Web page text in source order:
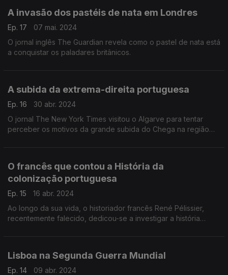
A invasão dos pastéis de nata em Londres
Ep. 17
07 mai. 2024
O jornal inglês The Guardian revela como o pastel de nata está
a conquistar os paladares britânicos.
A subida da extrema-direita portuguesa
Ep. 16
30 abr. 2024
O jornal The New York Times visitou o Algarve para tentar
perceber os motivos da grande subida do Chega na região
O francês que contou a História da
colonização portuguesa
Ep. 15
16 abr. 2024
Ao longo da sua vida, o historiador francês René Pélissier,
recentemente falecido, dedicou-se a investigar a história
Lisboa na Segunda Guerra Mundial
Ep. 14
09 abr. 2024